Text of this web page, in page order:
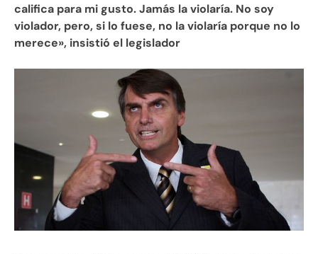
califica para mi gusto. Jamás la violaría. No soy
violador, pero, si lo fuese, no la violaría porque no lo
merece», insistió el legislador